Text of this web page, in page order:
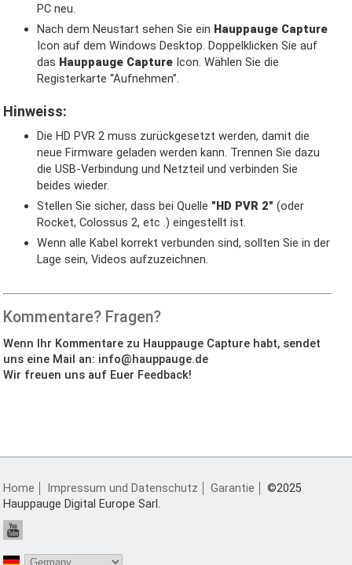
PC neu.
Nach dem Neustart sehen Sie ein Hauppauge Capture
Icon auf dem Windows Desktop. Doppelklicken Sie auf
das Hauppauge Capture Icon. Wählen Sie die
Registerkarte “Aufnehmen”.
Hinweiss:
Die HD PVR 2 muss zurückgesetzt werden, damit die
neue Firmware geladen werden kann. Trennen Sie dazu
die USB-Verbindung und Netzteil und verbinden Sie
beides wieder.
Stellen Sie sicher, dass bei Quelle "HD PVR 2" (oder
Rocket, Colossus 2, etc .) eingestellt ist.
Wenn alle Kabel korrekt verbunden sind, sollten Sie in der
Lage sein, Videos aufzuzeichnen.
Kommentare? Fragen?
Wenn Ihr Kommentare zu Hauppauge Capture habt, sendet
uns eine Mail an: info@hauppauge.de
Wir freuen uns auf Euer Feedback!
Home Impressum und Datenschutz Garantie
©2025
Hauppauge Digital Europe Sarl.